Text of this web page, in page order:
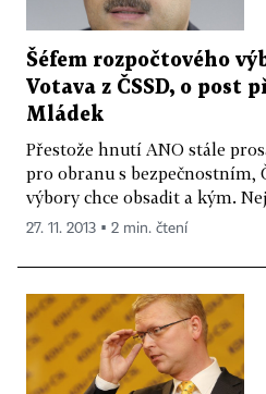
Šéfem rozpočtového
Votava z ČSSD, o post
Mládek
Přestože hnutí ANO stále
pro obranu s bezpečnostním,
výbory chce obsadit a kým.
27. 11. 2013 ▪ 2 min. čtení